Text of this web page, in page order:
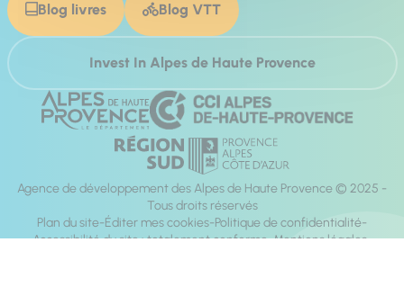
Blog livres Blog VTT
Invest In Alpes de Haute Provence
Agence de développement des Alpes de Haute Provence © 2025 -
Tous droits réservés
Plan du site Éditer mes cookies Politique de confidentialité
Accessibilité du site : totalement conforme Mentions légales